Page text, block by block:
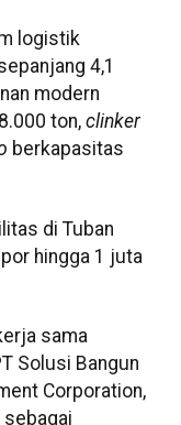
logistik
4,1
modern
ton, clinker
berkapasitas
di Tuban
hingga 1 juta
sama
Solusi Bangun
Corporation,
sebagai